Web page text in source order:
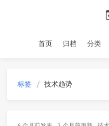
首页 归档 分类
标签 技术趋势